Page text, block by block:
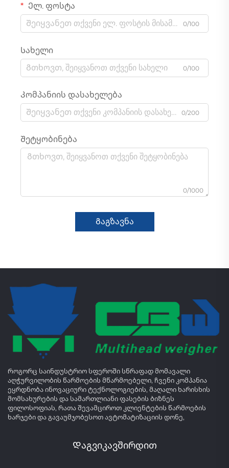
Ელ. ფოსტა
0/100
Სახელი
0/100
Კომპანიის დასახელება
0/200
Შეტყობინება
0/1000
Გაგზავნა
Როგორც საინდუსტრიო სფეროში სწრაფად მომავალი
აღჭურვილობის წარმოების მწარმოებელი, ჩვენი კომპანია
ეყრდნობა ინოვაციური ტექნოლოგიების, მაღალი ხარისხის
მომსახურების და სამართლიანი ფასების ბიზნეს
ფილოსოფიას, რათა შევამციროთ კლიენტების წარმოების
ხარჯები და გავაუმჯობესოთ ავტომატიზაციის დონე,
Დაგვიკავშირდით